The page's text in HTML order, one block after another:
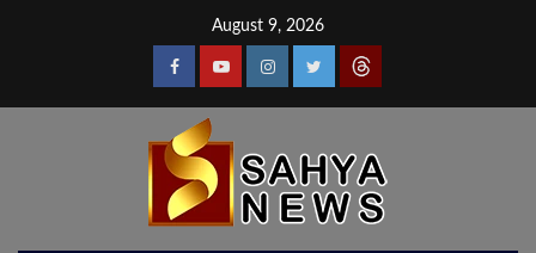
August 9, 2026